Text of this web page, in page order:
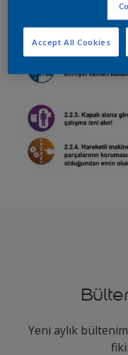
Yeni aylık
Accept All Cookies